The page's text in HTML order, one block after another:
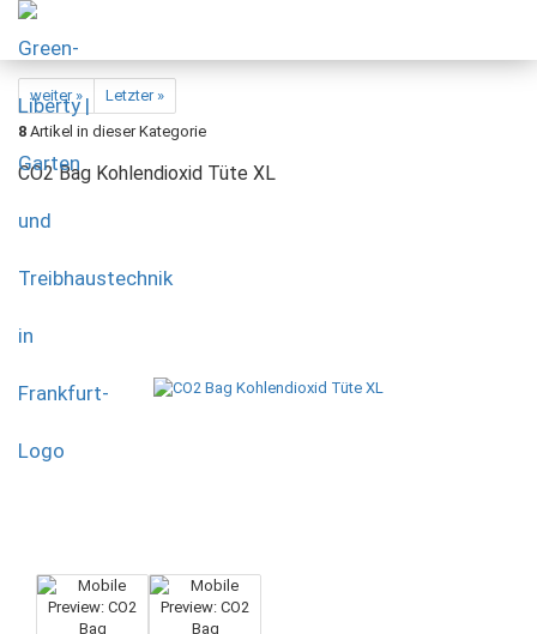
weiter »
Letzter »
8 Artikel in dieser Kategorie
CO2 Bag Kohlendioxid Tüte XL